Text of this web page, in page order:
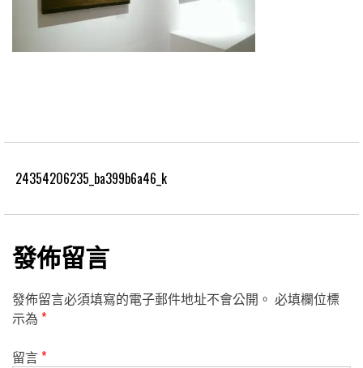
24354206235_ba399b6a46_k
發佈留言
發佈留言必須填寫的電子郵件地址不會公開。 必填欄位標
示為 *
留言*